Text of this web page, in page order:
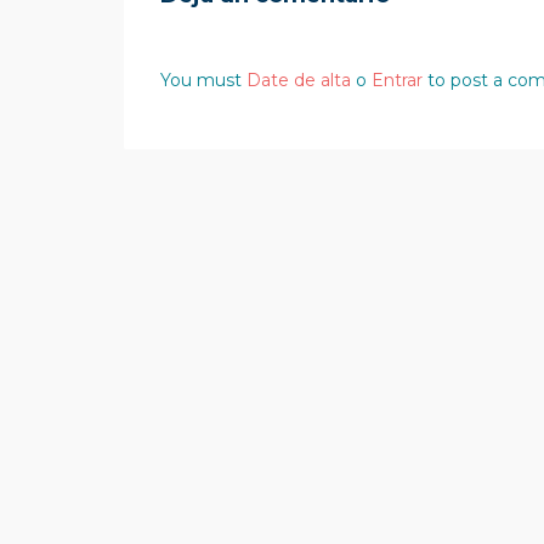
You must Date de alta o Entrar to post a